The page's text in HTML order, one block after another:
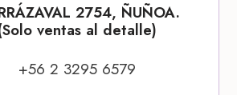
2754, ÑUÑOA.
ventas al detalle)
+56 2 3295 6579